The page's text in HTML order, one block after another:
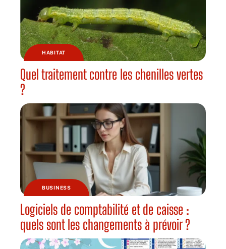
HABITAT
Quel traitement contre les chenilles vertes
?
BUSINESS
Logiciels de comptabilité et de caisse :
quels sont les changements à prévoir ?